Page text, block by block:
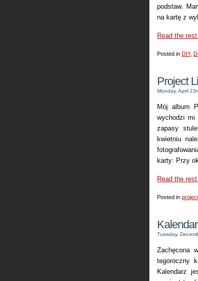
podstaw.
na kartę z
Read the
Posted in DIY,
Project
Monday, April
Mój album
wychodzi mi
zapasy
kwietniu
karty: Przy
Read the
Posted in
Tuesday,
Zachęcona
tegoroczny
Kalendarz